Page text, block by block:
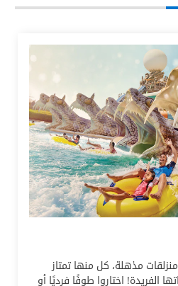
مذهلة، كل منها تمتاز
الفريدة! اختاروا طوفًا فرديًا أو